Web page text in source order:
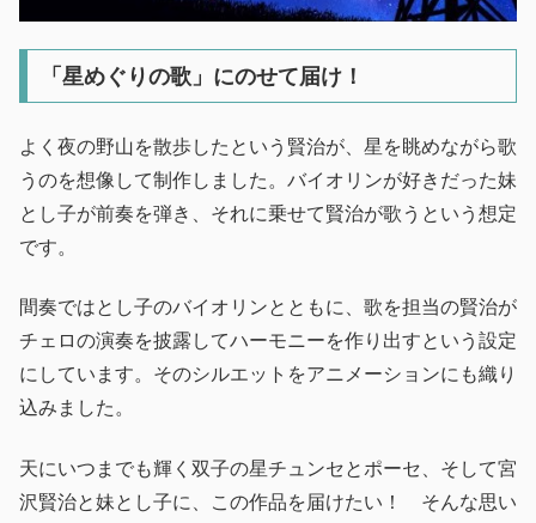
「星めぐりの歌」にのせて届け！
よく夜の野山を散歩したという賢治が、星を眺めながら歌
うのを想像して制作しました。バイオリンが好きだった妹
とし子が前奏を弾き、それに乗せて賢治が歌うという想定
です。
間奏ではとし子のバイオリンとともに、歌を担当の賢治が
チェロの演奏を披露してハーモニーを作り出すという設定
にしています。そのシルエットをアニメーションにも織り
込みました。
天にいつまでも輝く双子の星チュンセとポーセ、そして宮
沢賢治と妹とし子に、この作品を届けたい！ そんな思い